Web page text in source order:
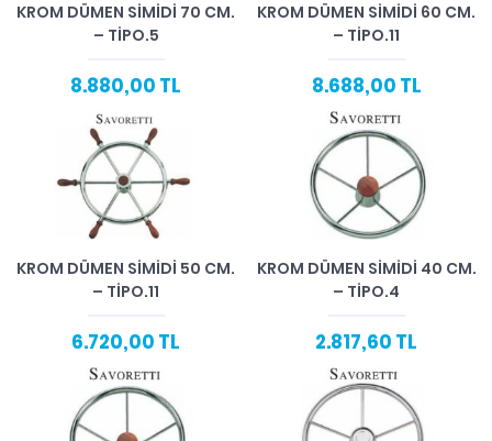
KROM DÜMEN SIMIDI 70 CM.
– TIPO.5
8.880,00 TL
KROM DÜMEN SIMIDI 60 CM.
– TIPO.11
8.688,00 TL
KROM DÜMEN SIMIDI 50 CM.
– TIPO.11
6.720,00 TL
KROM DÜMEN SIMIDI 40 CM.
– TIPO.4
2.817,60 TL